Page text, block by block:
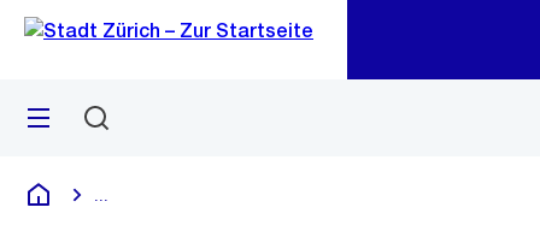
Navigation
Sprunglink
Menü
Deutsch